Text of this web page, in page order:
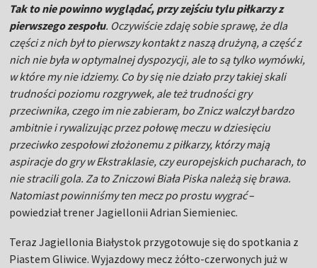
Tak to nie powinno wyglądać, przy zejściu tylu piłkarzy z
pierwszego zespołu. Oczywiście zdaję sobie sprawę, że dla
części z nich był to pierwszy kontakt z naszą drużyną, a część z
nich nie była w optymalnej dyspozycji, ale to są tylko wymówki,
w które my nie idziemy. Co by się nie działo przy takiej skali
trudności poziomu rozgrywek, ale też trudności gry
przeciwnika, czego im nie zabieram, bo Znicz walczył bardzo
ambitnie i rywalizując przez połowę meczu w dziesięciu
przeciwko zespołowi złożonemu z piłkarzy, którzy mają
aspiracje do gry w Ekstraklasie, czy europejskich pucharach, to
nie stracili gola. Za to Zniczowi Biała Piska należą się brawa.
Natomiast powinniśmy ten mecz po prostu wygrać–
powiedział trener Jagiellonii Adrian Siemieniec.
Teraz Jagiellonia Białystok przygotowuje się do spotkania z
Piastem Gliwice. Wyjazdowy mecz żółto-czerwonych już w